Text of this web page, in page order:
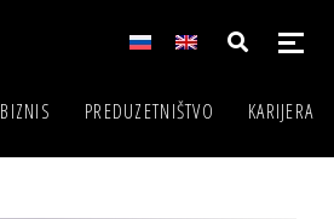
BIZNIS PREDUZETNIŠTVO KARIJERA